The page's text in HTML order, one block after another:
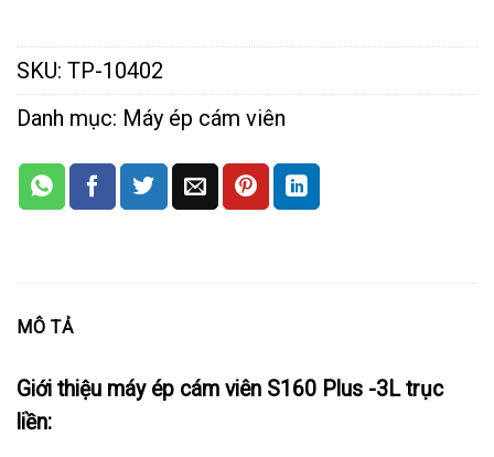
SKU: TP-10402
Danh mục: Máy ép cám viên
MÔ TẢ
Giới thiệu máy ép cám viên S160 Plus -3L trục
liền: